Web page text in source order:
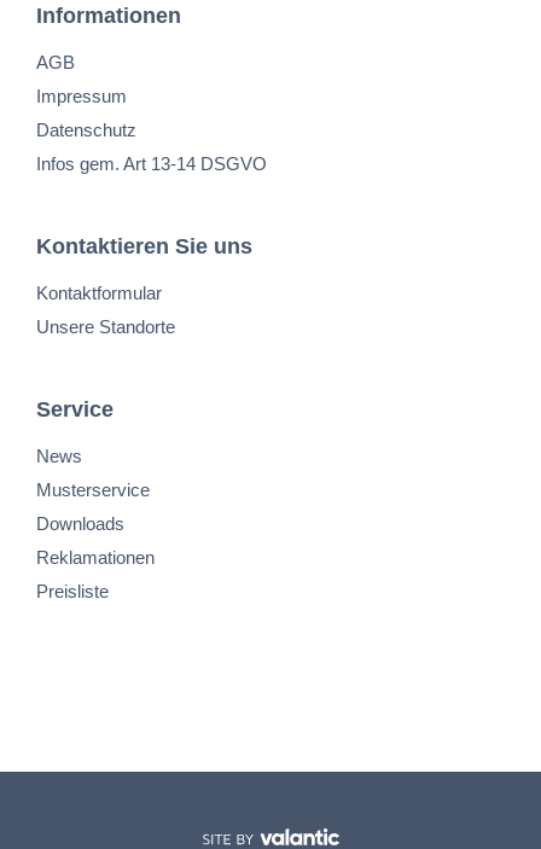
Informationen
AGB
Impressum
Datenschutz
Infos gem. Art 13-14 DSGVO
Kontaktieren Sie uns
Kontaktformular
Unsere Standorte
Service
News
Musterservice
Downloads
Reklamationen
Preisliste